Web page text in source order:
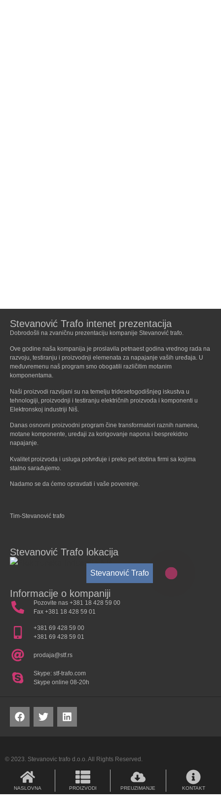
Stevanović Trafo intenet prezentacija
Dobrodošli na zvaničnu prezentaciju kompanije Stevanović trafo.
Ove godine naša kompanija je proslavila petnaest godina vrednog rada na
razvoju, testiranju i proizvodnji elemenata za napajanje vaših uređaja. U
međuvremenu naš program smo obogatili različitim motanim
komponentama.
Naši proizvodi razvijani su na temelju tridesetogodišnjeg iskustva u
tehnologiji, proizvodnji i testiranju električnih proizvoda i komponenti u
Elektronskoj industriji Niš.
Danas osnovni proizvodni program čine transformatori raznih namena,
motane komponente, uređaji za korigovanje napona i besprekidno
napajanje.
Kvalitet proizvoda i usluga potvrđuje i preko pet stotina firmi sa kojima
stalno sarađujemo.
Nadamo se da ćemo opravdati i vaše poverenje.
Tim-Stevanović trafo
Stevanović Trafo lokacija
Stevanović Trafo
Informacije o kompaniji
Pozovite nas +381 18 428 59 00
Fax +381 18 428 59 01
+381 69 428 59 00
+381 69 428 59 01
prodaja@stf.rs
Skype: stf-trafo.com
Skype online 08-20h
© 2023. Stevanovic trafo d.o.o. All Rights Reserved.
NASLOVNA PROIZVODI PREUZIMANJE KONTAKT